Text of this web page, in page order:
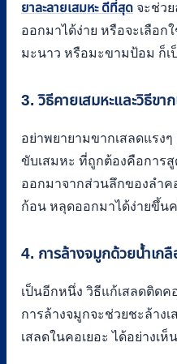
ยาละลายเสมหะ ดีที่สุด จะช่ว
ออกมาได้ง่าย หรือจะเลือก
มะนาว หรือมะขามป้อม ก็เ
3. วิธีคายเสมหะและวิธีข
อย่าพยายามขากเสลดแรง
ขับเสมหะ ที่ถูกต้องคือการ
ออกมาจากส่วนลึกของลำค
ก้อน หลุดออกมาได้ง่ายขึ้น
4. การล้างจมูกด้วยน้ำเกลื
เป็นอีกหนึ่ง วิธีแก้เสลดติด
การล้างจมูกจะช่วยชะล้าง
เสลดในคอเยอะ ได้อย่างเห็